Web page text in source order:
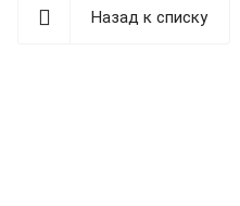
Назад к списку